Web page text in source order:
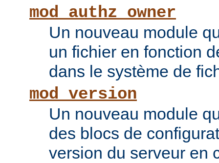
mod_authz_owner
Un nouveau module
un fichier en fonction
dans le système de
mod_version
Un nouveau module
des blocs de
version du serveur en